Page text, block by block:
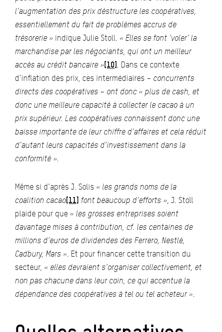
l’augmentation des prix déstructure les coopératives,
essentiellement du fait de problèmes accrus de
trésorerie » indique Julie Stoll. « Elles se font ‘voler’ la
marchandise par les négociants, qui ont un meilleur
accès au crédit bancaire »[10]. Dans ce contexte
d’inflation des prix, ces intermédiaires – concurrents
directs des coopératives – ont donc « plus de cash, et
donc une meilleure capacité à collecter le cacao à un
prix supérieur. Les coopératives connaissent donc une
baisse importante de leur chiffre d’affaires et cela réduit
d’autant leurs capacités d’investissement dans la
conformité ».
Même si d’après J. Solis « les grands noms de la
coalition cacao[11] font beaucoup d’efforts », J. Stoll
plaide pour que « les grosses entreprises soient
davantage mises à contribution, cf. les centaines de
millions d’euros de dividendes des Ferrero, Nestlé,
Cadbury, Mars ». Et pour financer cette transition du
secteur, « elles devraient s’organiser collectivement, et
non pas chacune dans leur coin, ce qui accentue la
dépendance des coopératives à tel ou tel acheteur ».